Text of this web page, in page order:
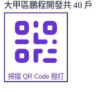
大甲區鵬程開發共 40 戶
掃描 QR Code 撥打